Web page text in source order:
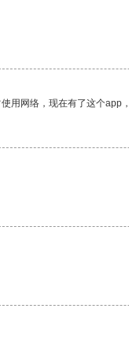
用网络，现在有了这个app